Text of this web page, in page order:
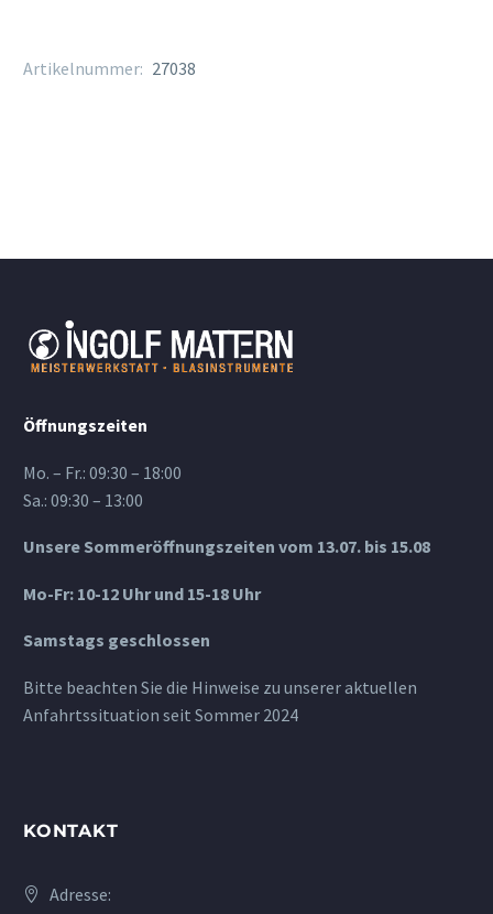
Artikelnummer: 27038
Öffnungszeiten
Mo. – Fr.: 09:30 – 18:00
Sa.: 09:30 – 13:00
Unsere Sommeröffnungszeiten vom 13.07. bis 15.08
Mo-Fr: 10-12 Uhr und 15-18 Uhr
Samstags geschlossen
Bitte beachten Sie die Hinweise zu unserer aktuellen
Anfahrtssituation seit Sommer 2024
KONTAKT
Adresse: